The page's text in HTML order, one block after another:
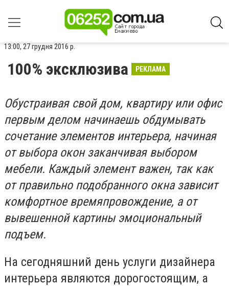
13:00, 27 грудня 2016 р.
100% эксклюзива РЕКЛАМА
Обустраивая свой дом, квартиру или офис
первым делом начинаешь обдумывать
сочетание элементов интерьера, начиная
от выбора окон заканчивая выбором
мебели. Каждый элемент важен, так как
от правильно подобранного окна зависит
комфортное времяпровождение, а от
вывешенной картины эмоциональный
подъем.
На сегодняшний день услуги дизайнера
интерьера являются дорогостоящим, а